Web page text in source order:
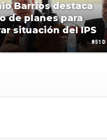
Barrios destaca
de planes para
situación del IPS
851D